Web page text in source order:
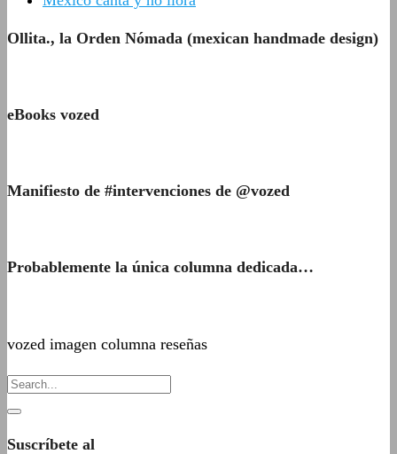
Ollita., la Orden Nómada (mexican handmade design)
eBooks vozed
Manifiesto de #intervenciones de @vozed
Probablemente la única columna dedicada…
vozed imagen columna reseñas
Suscríbete al